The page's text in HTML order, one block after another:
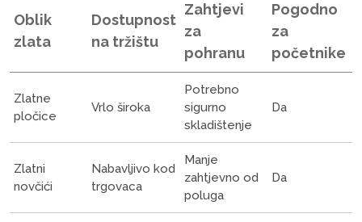
Oblik
zlata
Dostupnost
na tržištu
Zahtjevi
za
pohranu
Pogodno
za
početnike
Zlatne
pločice
Vrlo široka
Potrebno
sigurno
skladištenje
Da
Zlatni
novčići
Nabavljivo kod
trgovaca
Manje
zahtjevno od
poluga
Da